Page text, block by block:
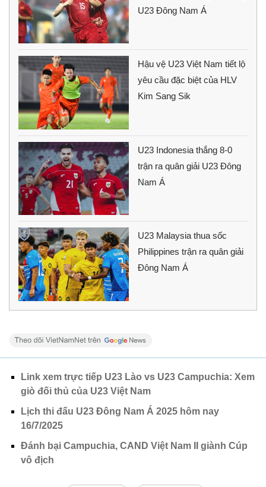
U23 Đông Nam Á
Hậu vệ U23 Việt Nam tiết lộ
yêu cầu đặc biệt của HLV
Kim Sang Sik
U23 Indonesia thắng 8-0
trận ra quân giải U23 Đông
Nam Á
U23 Malaysia thua sốc
Philippines trận ra quân giải
Đông Nam Á
Link xem trực tiếp U23 Lào vs U23 Campuchia: Xem
giò đối thủ của U23 Việt Nam
Lịch thi đấu U23 Đông Nam Á 2025 hôm nay
16/7/2025
Đánh bại Campuchia, CAND Việt Nam II giành Cúp
vô địch